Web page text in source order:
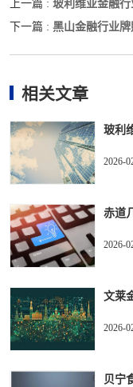
上一篇 : 玻利维亚金融
下一篇 : 黑山金融行业
相关文章
玻利
2026-
赤道
2026-
文莱
2026-
贝宁